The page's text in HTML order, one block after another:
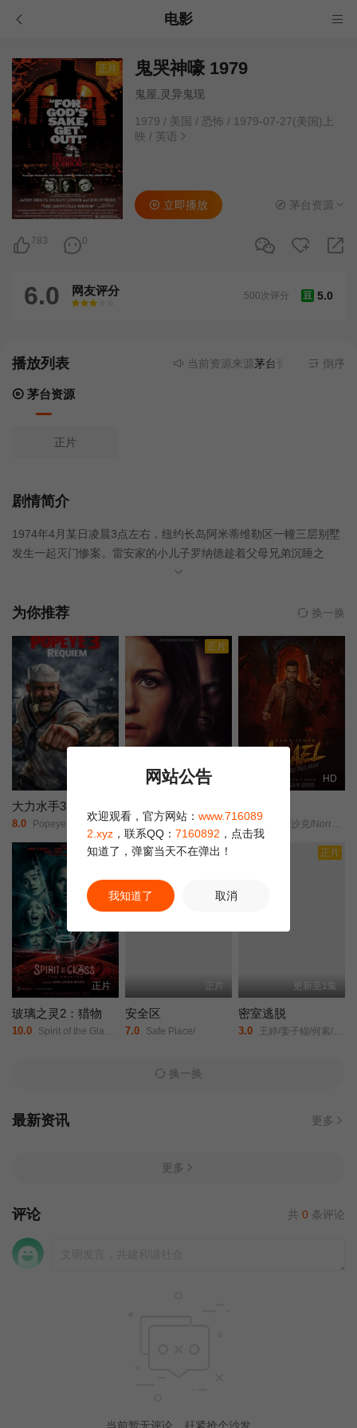
电影
正片 鬼哭神嚎 1979
鬼屋,灵异鬼现
1979 / 美国 / 恐怖 / 1979-07-27(美国)上
映 / 英语
783 0
立即播放 茅台资源
6.0 网友评分
很差
较差还行推荐力荐
豆 5.0
500次评分
播放列表 当前资源来源茅台资源 - 无需安装
倒序
茅台资源
正片
剧情简介
1974年4月某日凌晨3点左右，纽约长岛阿米蒂维勒区一幢三层别墅
发生一起灭门惨案。雷安家的小儿子罗纳德趁着父母兄弟沉睡之
时，用来福枪将他们一一射杀。事后罗纳德声称，当时自己的身体
辞，但关于这栋闹鬼别墅的传言却甚嚣尘上。一年后，事先毫不知
下了雷安家的别墅。当他们搬进来不久，怪事便接二连三地发生
了……本片根据真实事件改编。 ©豆瓣
为你推荐 换一换
大力水手3：安魂曲
8.0 Popeye: Requiem/
正片
正片
3.0 卡拉·古奇诺///凯瑟琳·伊莎贝尔///卢·泰勒·普奇///唐纳德·沙利斯///凯文·麦克纳尔蒂// Jason William Day //杰森·麦金农///罗曼·金赛拉///杰卡·博尚// Darcey Johnson / Aedan Edwards / Lee Tichon / Kenny Wood-Schatz/
HD
6.0 雷米·伊沙克/Norreen/Iman/
正片
正片
玻璃之灵2：猎物
10.0 Spirit of the Glass 2: The Hunted/
正片
安全区
7.0 Safe Place/
正片
更新至1集
密室逃脱
3.0 王婷/姜子鲲/何索/祁圣翰/张珊珊/
换一换
最新资讯 更多
更多
评论 共 0 条评论
当前暂无评论，赶紧抢个沙发
网站公告
欢迎观看，官方网站： www.716089
2.xyz ，联系QQ： 7160892 ，点击我
知道了，弹窗当天不在弹出！
我知道了 取消